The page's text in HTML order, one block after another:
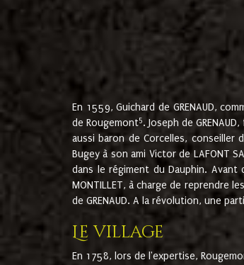
En 1559, Guichard de GRENAUD,
de Rougemont5. Joseph de
aussi baron de Corcelles, conseiller
Bugey à son ami Victor de LAFONT
dans le régiment du Dauphin.
MONTILLET, à charge de reprendre
de GRENAUD. A la révolution, une
Le village
En 1758, lors de l'expertise,